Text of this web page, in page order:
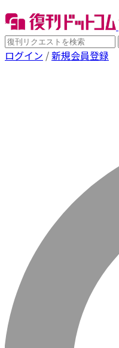
ログイン /新規会員登録